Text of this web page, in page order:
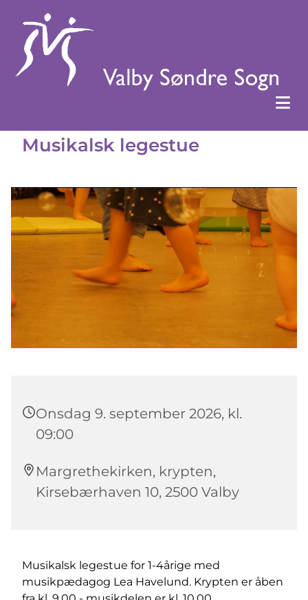
Musikalsk legestue
Onsdag 9. september 2026, kl.
09:00
Margrethekirken, krypten,
Kirsebærhaven 10, 2500 Valby
Musikalsk legestue for 1-4årige med
musikpædagog Lea Havelund. Krypten er åben